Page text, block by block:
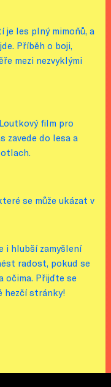
les plný mimoňů, a
Příběh o boji,
mezi nezvyklými
film pro
zavede do lesa a
se může ukázat v
i hlubší zamyšlení
radost, pokud se
očima. Přijďte se
hezčí stránky!